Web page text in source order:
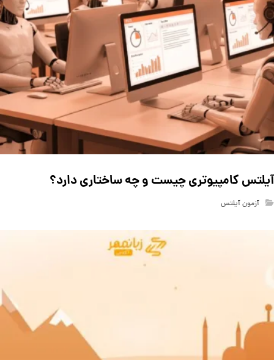
آیلتس کامپیوتری چیست و چه ساختاری دارد؟
آزمون آیلتس